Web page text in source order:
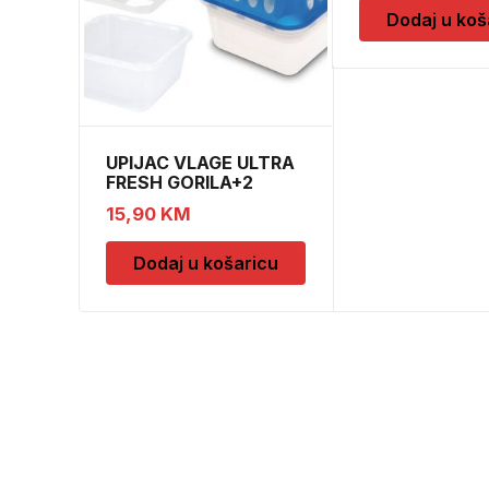
UPIJAC VLAGE ULTRA
FRESH GORILA+2
DOPUNE
15,90 KM
Dodaj u košaricu
Dodaj u